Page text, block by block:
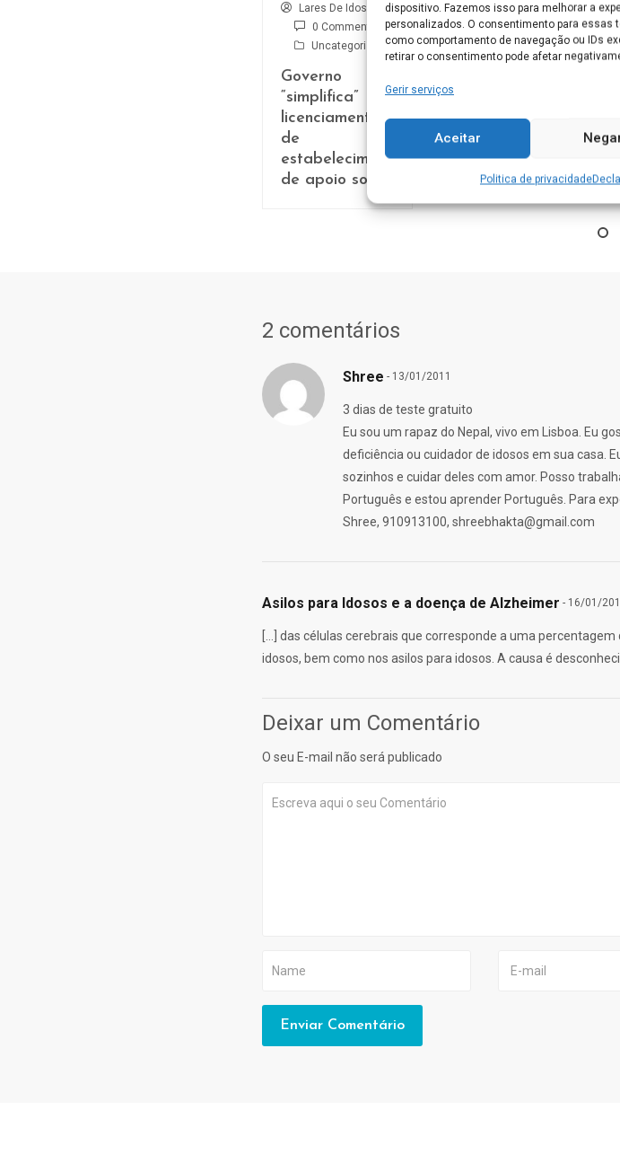
dispositivo. Fazemos isso para melhorar a
personalizados. O consentimento para essas
como comportamento de navegação ou IDs
retirar o consentimento pode afetar
Gerir serviços
Aceitar
Politica de privacidade
Lares De Idosos
0 Comment
Uncategorized
Governo
“simplifica”
licenciamento
de
estabelecimentos
de apoio social
memórias para
pessoas com
doença de
2 comentários
Shree - 13/01/2011
3 dias de teste gratuito
Eu sou um rapaz do Nepal, vivo em Lisboa. Eu
deficiência ou cuidador de idosos em sua casa.
sozinhos e cuidar deles com amor. Posso
Português e estou aprender Português. Para
Shree, 910913100, shreebhakta@gmail.com
Asilos para Idosos e a doença de Alzheimer - 16/01/
[…] das células cerebrais que corresponde a uma
idosos, bem como nos asilos para idosos. A causa é
Deixar um Comentário
O seu E-mail não será publicado